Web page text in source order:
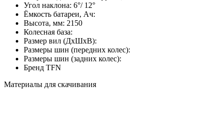
Угол наклона: 6°/ 12°
Ёмкость батареи, Ач:
Высота, мм: 2150
Колесная база:
Размер вил (ДхШхВ):
Размеры шин (передних колес):
Размеры шин (задних колес):
Бренд TFN
Материалы для скачивания